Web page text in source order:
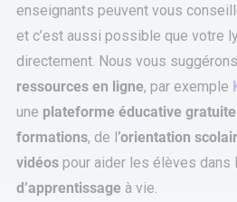
enseignants peuvent vous
et c’est aussi possible que votre
directement. Nous vous
ressources en ligne, par exemple
une plateforme éducative gratuite
formations, de l’orientation
vidéos pour aider les élèves dans
d’apprentissage à vie.